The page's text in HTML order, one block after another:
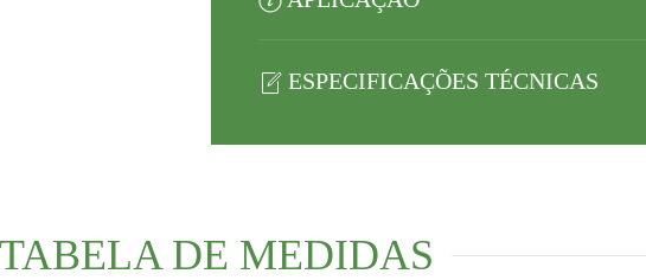
ESPECIFICAÇÕES TÉCNICAS
TABELA DE MEDIDAS